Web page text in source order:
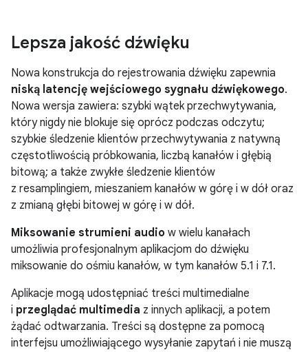
Lepsza jakość dźwięku
Nowa konstrukcja do rejestrowania dźwięku zapewnia
niską latencję wejściowego sygnału dźwiękowego.
Nowa wersja zawiera: szybki wątek przechwytywania,
który nigdy nie blokuje się oprócz podczas odczytu;
szybkie śledzenie klientów przechwytywania z natywną
częstotliwością próbkowania, liczbą kanałów i głębią
bitową; a także zwykłe śledzenie klientów
z resamplingiem, mieszaniem kanałów w górę i w dół oraz
z zmianą głębi bitowej w górę i w dół.
Miksowanie strumieni audio w wielu kanałach
umożliwia profesjonalnym aplikacjom do dźwięku
miksowanie do ośmiu kanałów, w tym kanałów 5.1 i 7.1.
Aplikacje mogą udostępniać treści multimedialne
i przeglądać multimedia z innych aplikacji, a potem
żądać odtwarzania. Treści są dostępne za pomocą
interfejsu umożliwiającego wysyłanie zapytań i nie muszą